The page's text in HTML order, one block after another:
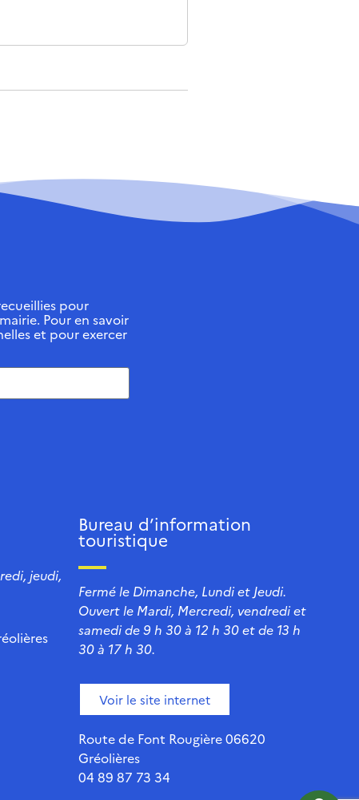
pour
Pour en savoir
et pour exercer
jeudi,
Bureau d’information
touristique
Fermé le Dimanche, Lundi et Jeudi.
Ouvert le Mardi, Mercredi, vendredi et
samedi de 9 h 30 à 12 h 30 et de 13 h
30 à 17 h 30.
Voir le site internet
Route de Font Rougière 06620
Gréolières
04 89 87 73 34